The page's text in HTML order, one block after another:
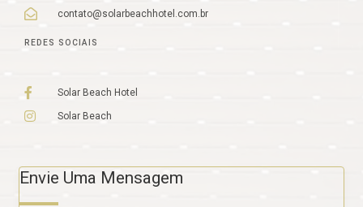
contato@solarbeachhotel.com.br
REDES SOCIAIS
Solar Beach Hotel
Solar Beach
Envie Uma Mensagem